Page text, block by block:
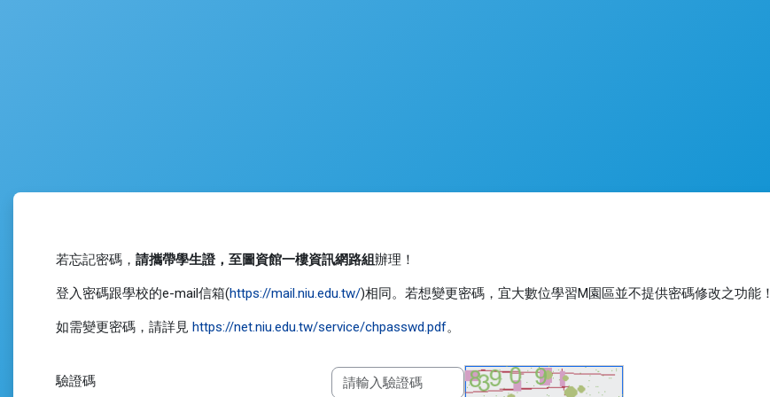
若忘記密碼， 請攜帶學生證，至圖資館一樓資訊網路組辦理！
登入密碼跟學校的e-mail信箱(https://mail.niu.edu.tw/)相同。若想變更密碼，宜大數位學習M園區並不提供密碼修改之功能！
如需變更密碼，請詳見 https://net.niu.edu.tw/service/chpasswd.pdf。
驗證碼